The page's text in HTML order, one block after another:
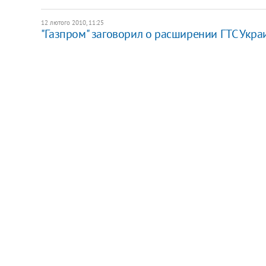
12 лютого 2010, 11:25
"Газпром" заговорил о расширении ГТС